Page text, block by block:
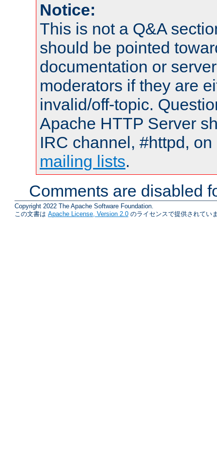
Notice:
This is not a Q&A
should be pointed
documentation or
moderators if they are
invalid/off-topic.
Apache HTTP Server
IRC channel, #httpd,
mailing lists.
Comments are disabled
Copyright 2022 The Apache Software Foundation.
この文書は Apache License, Version 2.0 のライセンスで提供されてい